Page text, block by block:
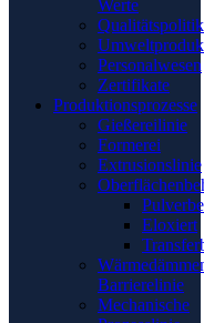
Werte
Qualitätspolitik
Personalwesen
Zertifikate
Produktionsprozesse
Gießereilinie
Formerei
Extrusionslinie
Eloxiert
Barrierelinie
Mechanische